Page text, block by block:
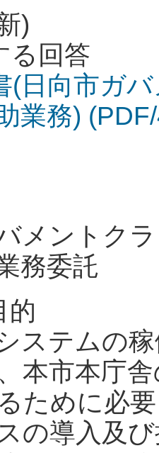
)
る回答
(日向市ガ
業務)
メントク
務委託
ステムの
本市本庁
ために必
の導入及